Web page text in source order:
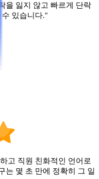
을 잃지 않고 빠르게 단락
있습니다."
고 직원 친화적인 언어로
는 몇 초 만에 정확히 그 일